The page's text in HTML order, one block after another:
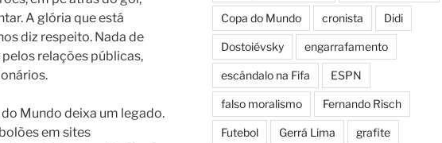
A glória que está
diz respeito. Nada de
relações públicas,
Mundo deixa um legado.
em sites
Copa do Mundo cronista Didi
Dostoiévsky engarrafamento
escândalo na Fifa ESPN
falso moralismo Fernando Risch
Futebol Gerrá Lima grafite